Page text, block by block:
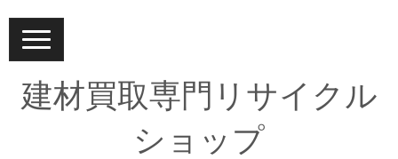
N
a
v
g
a
建材買取専門リサイクル
ショップ